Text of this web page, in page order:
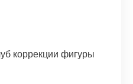
коррекции фигуры